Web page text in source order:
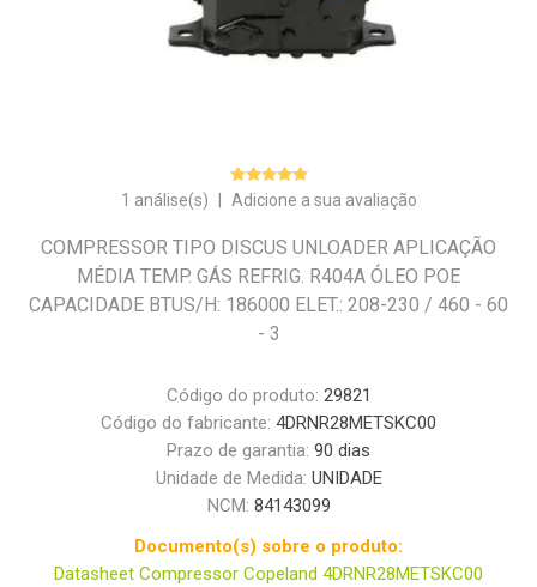
1 análise(s) Adicione a sua avaliação
COMPRESSOR TIPO DISCUS UNLOADER APLICAÇÃO
MÉDIA TEMP. GÁS REFRIG. R404A ÓLEO POE
CAPACIDADE BTUS/H: 186000 ELET.: 208-230 / 460 - 60
- 3
Código do produto: 29821
Código do fabricante: 4DRNR28METSKC00
Prazo de garantia: 90 dias
Unidade de Medida: UNIDADE
NCM: 84143099
Documento(s) sobre o produto:
Datasheet Compressor Copeland 4DRNR28METSKC00